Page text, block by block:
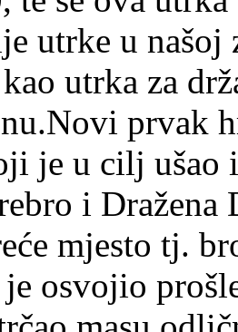
utrke u
utrka za
prvak
je u cilj ušao
i
mjesto tj.
osvojio